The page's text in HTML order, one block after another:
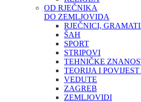
OD RJEČNIKA
DO ZEMLJOVIDA
RJEČNICI,
ŠAH
SPORT
STRIPOVI
TEHNIČKE
TEORIJA I
VEDUTE
ZAGREB
ZEMLJOVIDI